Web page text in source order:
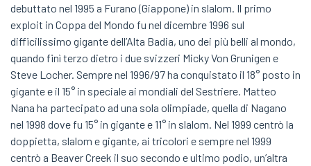
debuttato nel 1995 a Furano (Giappone) in slalom. Il primo
exploit in Coppa del Mondo fu nel dicembre 1996 sul
difficilissimo gigante dell’Alta Badia, uno dei più belli al mondo,
quando finì terzo dietro i due svizzeri Micky Von Grunigen e
Steve Locher. Sempre nel 1996/97 ha conquistato il 18° posto in
gigante e il 15° in speciale ai mondiali del Sestriere. Matteo
Nana ha partecipato ad una sola olimpiade, quella di Nagano
nel 1998 dove fu 15° in gigante e 11° in slalom. Nel 1999 centrò la
doppietta, slalom e gigante, ai tricolori e sempre nel 1999
centrò a Beaver Creek il suo secondo e ultimo podio, un’altra